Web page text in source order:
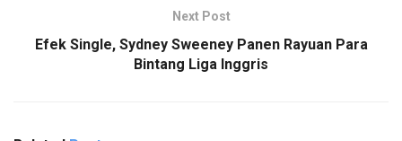
Next Post
Efek Single, Sydney Sweeney Panen Rayuan Para
Bintang Liga Inggris